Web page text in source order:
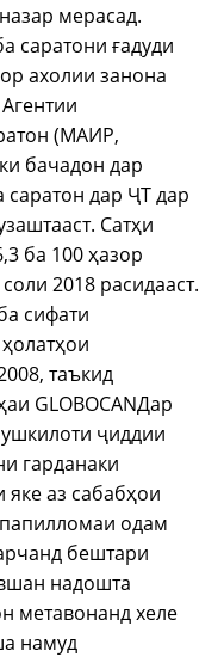
мерасад.
саратони ғадуди
ахолии занона
(МАИР,
бачадон дар
дар ҶТ дар
Сатҳи
ба 100 ҳазор
2018 расидааст.
сифати
таъкид
GLOBOCANДар
ҷиддии
гарданаки
аз сабабҳои
одам
бештари
надошта
метавонанд хеле
намуд